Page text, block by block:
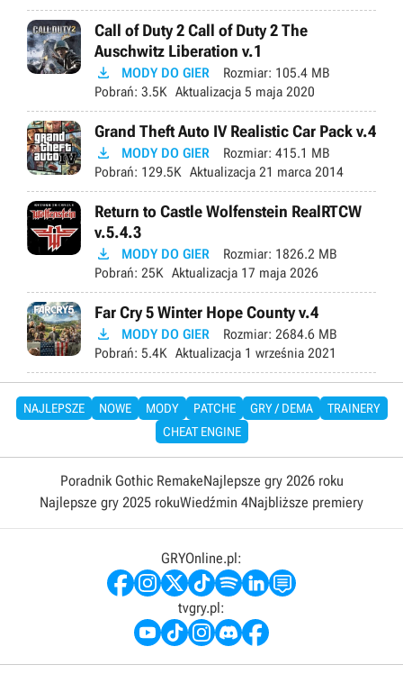
Call of Duty 2 Call of Duty 2 The
Auschwitz Liberation v.1
 MODY DO GIER Rozmiar: 105.4 MB
Pobrań: 3.5K Aktualizacja 5 maja 2020
Grand Theft Auto IV Realistic Car Pack v.4
 MODY DO GIER Rozmiar: 415.1 MB
Pobrań: 129.5K Aktualizacja 21 marca 2014
Return to Castle Wolfenstein RealRTCW
v.5.4.3
 MODY DO GIER Rozmiar: 1826.2 MB
Pobrań: 25K Aktualizacja 17 maja 2026
Far Cry 5 Winter Hope County v.4
 MODY DO GIER Rozmiar: 2684.6 MB
Pobrań: 5.4K Aktualizacja 1 września 2021
NAJLEPSZE NOWE MODY PATCHE GRY / DEMA
TRAINERY
CHEAT ENGINE
Poradnik Gothic RemakeNajlepsze gry 2026 roku
Najlepsze gry 2025 rokuWiedźmin 4Najbliższe premiery
GRYOnline.pl:
tvgry.pl: